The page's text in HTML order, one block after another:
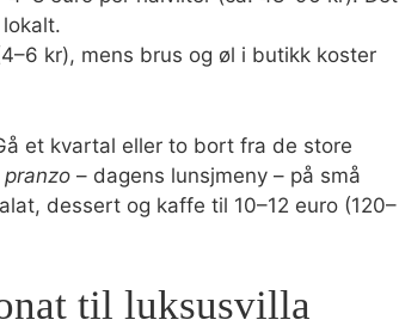
kr), mens brus og øl i butikk koster
et kvartal eller to bort fra de store
pranzo – dagens lunsjmeny – på små
dessert og kaffe til 10–12 euro (120–
til luksusvilla